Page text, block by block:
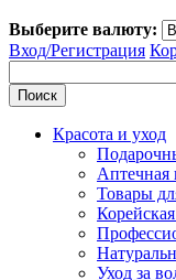
Выберите валюту:
Вход/Регистрация
Поиск
Красота и уход
Аптечная
Товары
Уход за